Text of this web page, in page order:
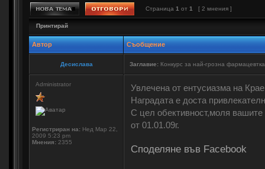
Страница 1 от 1 [ 2 мнения ]
Принтирай
Автор Съобщение
Десислава Заглавие: Конкурс за най-грозна фармацевтка
Administrator
Регистриран на: Нед Мар 22,
2009 5:23 pm
Мнения: 2355
Увлечена от ентусиазма на
Наградата е доста
С цел обективност,моля
от 01.01.09г.
Споделяне във Facebook